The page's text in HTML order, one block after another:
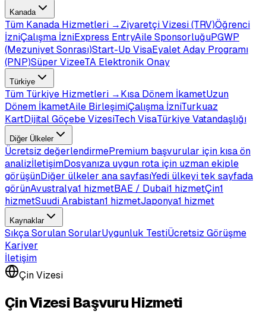
Kanada
Tüm Kanada Hizmetleri →Ziyaretçi Vizesi (TRV)Öğrenci
İzniÇalışma İzniExpress EntryAile SponsorluğuPGWP
(Mezuniyet Sonrası)Start-Up VisaEyalet Aday Programı
(PNP)Süper VizeeTA Elektronik Onay
Türkiye
Tüm Türkiye Hizmetleri →Kısa Dönem İkametUzun
Dönem İkametAile BirleşimiÇalışma İzniTurkuaz
KartDijital Göçebe VizesiTech VisaTürkiye Vatandaşlığı
Diğer Ülkeler
Ücretsiz değerlendirmePremium başvurular için kısa ön
analizİletişimDosyanıza uygun rota için uzman ekiple
görüşünDiğer ülkeler ana sayfasıYedi ülkeyi tek sayfada
görünAvustralya1 hizmetBAE / Dubai1 hizmetÇin1
hizmetSuudi Arabistan1 hizmetJaponya1 hizmet
Kaynaklar
Sıkça Sorulan SorularUygunluk TestiÜcretsiz Görüşme
Kariyer
İletişim
Çin Vizesi
Çin Vizesi Başvuru Hizmeti